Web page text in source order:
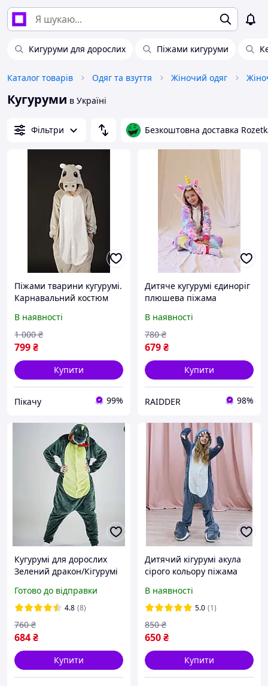
Кигуруми для дорослих Піжами кигуруми
Каталог товарів Одяг та взуття Жіночий одяг
Кугуруми в Україні
Фільтри Безкоштовна доставка
Піжами тварини кугурумі.
Карнавальний костюм
В наявності
799₴
1 000 ₴
Купити
Пікачу 99%
Дитяче кугурумі єдиноріг
плюшева піжама
та хвостом з зірками для
дому (R2002)
В наявності
679₴
780 ₴
Купити
RAIDDER 98%
Кугурумі для дорослих
Зелений дракон/Кігурумі
Готово до відправки
4.8 (8)
684₴
760 ₴
Купити
Дитячий кігурумі акула
сірого кольору піжама
дівчинки, костюм
кінгурумі на хлопчика
В наявності
5.0 (1)
650₴
850 ₴
Купити